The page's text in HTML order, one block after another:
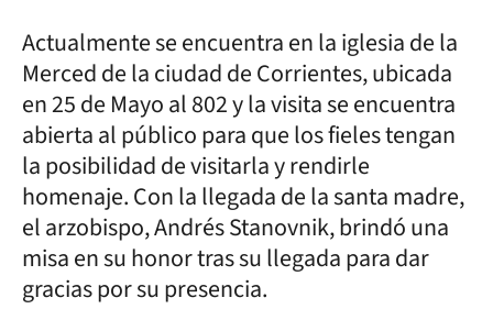
Actualmente se encuentra en la iglesia de la
Merced de la ciudad de Corrientes, ubicada
en 25 de Mayo al 802 y la visita se encuentra
abierta al público para que los fieles tengan
la posibilidad de visitarla y rendirle
homenaje. Con la llegada de la santa madre,
el arzobispo, Andrés Stanovnik, brindó una
misa en su honor tras su llegada para dar
gracias por su presencia.